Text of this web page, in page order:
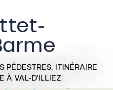
PÉDESTRES, ITINÉRAIRE
À VAL-D'ILLIEZ